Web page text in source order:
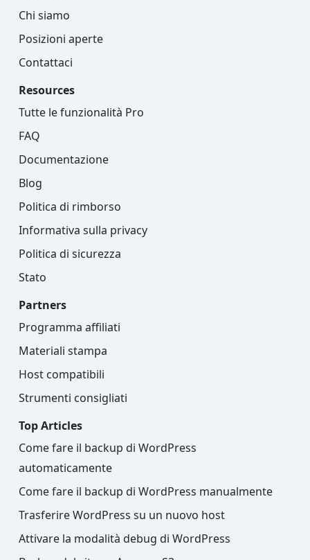
Chi siamo
Posizioni aperte
Contattaci
Resources
Tutte le funzionalità Pro
FAQ
Documentazione
Blog
Politica di rimborso
Informativa sulla privacy
Politica di sicurezza
Stato
Partners
Programma affiliati
Materiali stampa
Host compatibili
Strumenti consigliati
Top Articles
Come fare il backup di WordPress
automaticamente
Come fare il backup di WordPress manualmente
Trasferire WordPress su un nuovo host
Attivare la modalità debug di WordPress